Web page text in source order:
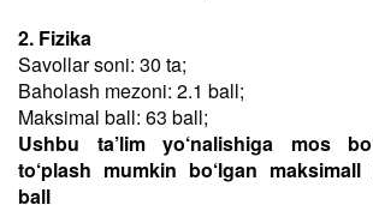
2. Fizika
Savollar soni: 30 ta;
Baholash mezoni: 2.1 ball;
Maksimal ball: 63 ball;
Ushbu ta’lim yo‘nalishiga mos
to‘plash mumkin bo‘lgan maksimall
ball